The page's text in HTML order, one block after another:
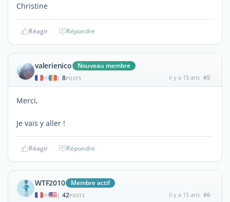
Christine
Réagir Répondre
valerienico Nouveau membre
| 8POSTS il y a 15 ans #5
Merci,
Je vais y aller !
Réagir Répondre
WTF2010 Membre actif
| 42POSTS il y a 15 ans #6